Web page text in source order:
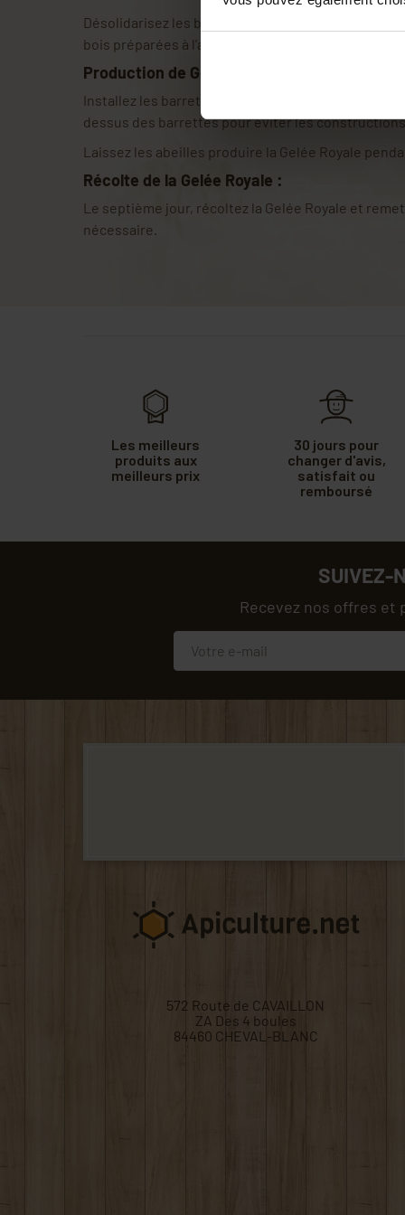
Désolidarisez les barrettes 15 plots et placez-les
bois préparées à l'avance.
Production de Gelée Royale :
Installez les barrettes d'élevage dans les cadres
dessus des barrettes pour éviter les
Laissez les abeilles produire la Gelée Royale
Récolte de la Gelée Royale :
Le septième jour, récoltez la Gelée Royale et
nécessaire.
Les meilleurs
produits aux
meilleurs prix
30 jours pour
changer d'avis,
satisfait ou
remboursé
SUIVEZ-
Recevez nos offres et
572 Route de CAVAILLON
ZA Des 4 boules
84460 CHEVAL-BLANC